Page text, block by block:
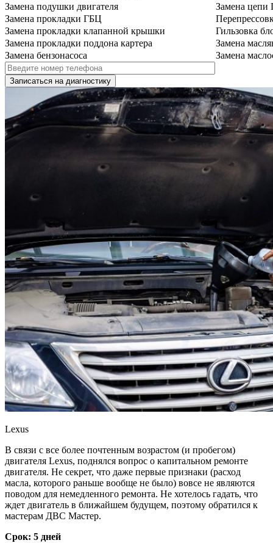
Замена подушки двигателя
Замена
Замена прокладки ГБЦ
Замена прокладки клапанной крышки
Гильзовка
Замена прокладки поддона картера
Замена
Замена бензонасоса
Замена
Lexus
В связи с все более почтенным возрастом (и пробегом)
двигателя Lexus, поднялся вопрос о капитальном ремонте
двигателя. Не секрет, что даже первые признаки (расход
масла, которого раньше вообще не было) вовсе не являются
поводом для немедленного ремонта. Не хотелось гадать, что
ждет двигатель в ближайшем будущем, поэтому обратился к
мастерам ДВС Мастер.
Срок: 5 дней